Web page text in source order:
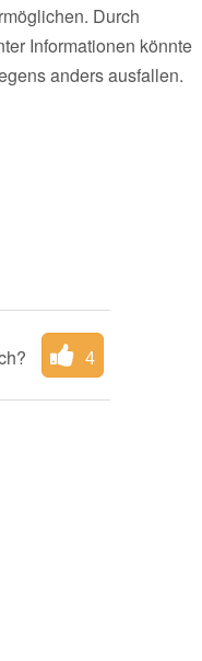
Durch
Informationen könnte
anders ausfallen.
4